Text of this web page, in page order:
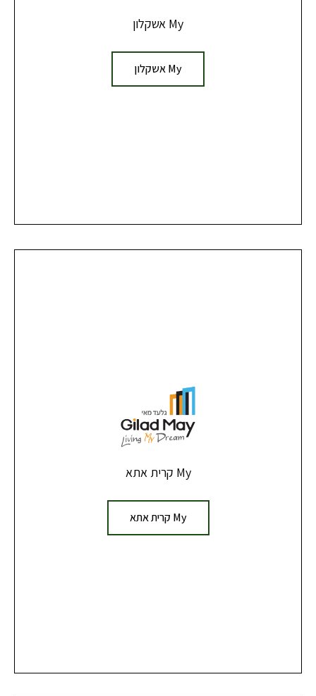
My אשקלון
My אשקלון
My קרית אתא
My קרית אתא